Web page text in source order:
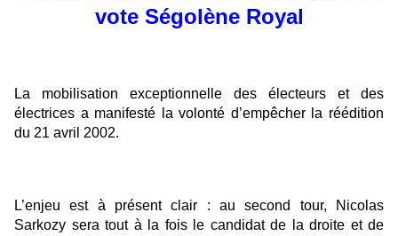
vote Ségolène Royal
La mobilisation exceptionnelle des électeurs et des
électrices a manifesté la volonté d’empêcher la réédition
du 21 avril 2002.
L’enjeu est à présent clair : au second tour, Nicolas
Sarkozy sera tout à la fois le candidat de la droite et de